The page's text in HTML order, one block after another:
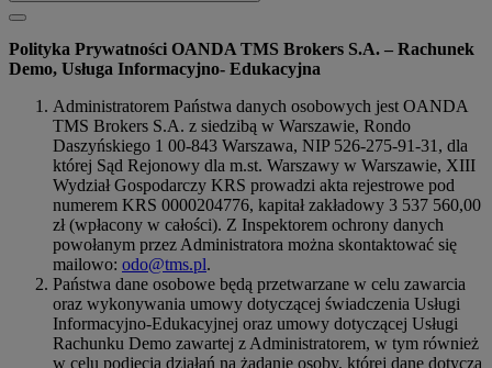
Polityka Prywatności OANDA TMS Brokers S.A. – Rachunek
Demo, Usługa Informacyjno- Edukacyjna
Administratorem Państwa danych osobowych jest OANDA
TMS Brokers S.A. z siedzibą w Warszawie, Rondo
Daszyńskiego 1 00-843 Warszawa, NIP 526-275-91-31, dla
której Sąd Rejonowy dla m.st. Warszawy w Warszawie, XIII
Wydział Gospodarczy KRS prowadzi akta rejestrowe pod
numerem KRS 0000204776, kapitał zakładowy 3 537 560,00
zł (wpłacony w całości). Z Inspektorem ochrony danych
powołanym przez Administratora można skontaktować się
mailowo: odo@tms.pl.
Państwa dane osobowe będą przetwarzane w celu zawarcia
oraz wykonywania umowy dotyczącej świadczenia Usługi
Informacyjno-Edukacyjnej oraz umowy dotyczącej Usługi
Rachunku Demo zawartej z Administratorem, w tym również
w celu podjęcia działań na żądanie osoby, której dane dotyczą